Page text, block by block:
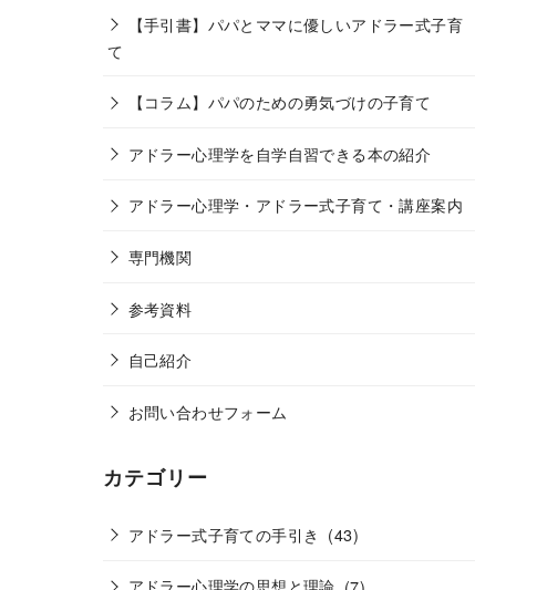
【手引書】パパとママに優しいアドラー式子育
て
【コラム】パパのための勇気づけの子育て
アドラー心理学を自学自習できる本の紹介
アドラー心理学・アドラー式子育て・講座案内
専門機関
参考資料
自己紹介
お問い合わせフォーム
カテゴリー
アドラー式子育ての手引き (43)